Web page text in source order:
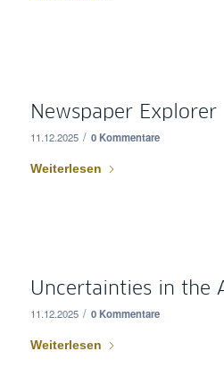
Newspaper Explorer
11.12.2025 / 0 Kommentare
Weiterlesen
Uncertainties in the
11.12.2025 / 0 Kommentare
Weiterlesen